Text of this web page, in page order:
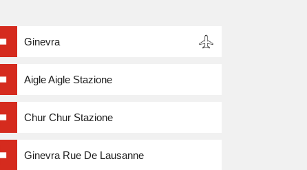
Ginevra
Aigle Aigle Stazione
Chur Chur Stazione
Ginevra Rue De Lausanne